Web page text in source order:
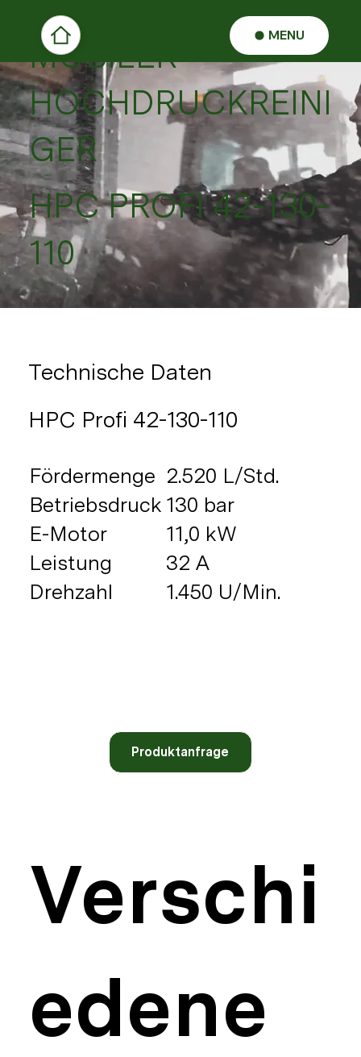
MENU
MOBILER
HOCHDRUCKREINI
GER
HPC PROFI 42-130-
110
Technische Daten
HPC Profi 42-130-110
Fördermenge 2.520 L/Std.
Betriebsdruck 130 bar
E-Motor
11,0 kW
Leistung
32 A
Drehzahl
1.450 U/Min.
Produktanfrage
Verschi
edene